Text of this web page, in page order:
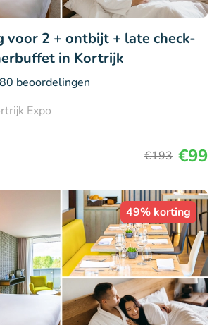
voor 2 + ontbijt + late check-
in Kortrijk
beoordelingen
Expo
€193 €99
49% korting